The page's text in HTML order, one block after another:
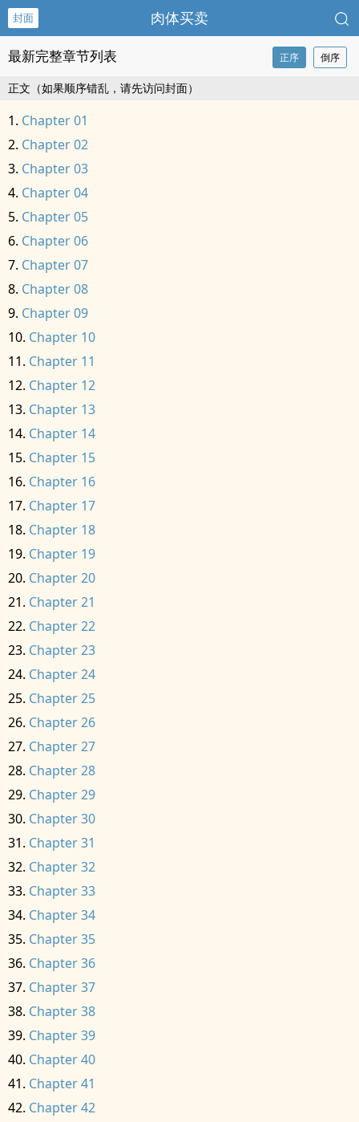
封面 肉体买卖
最新完整章节列表 正序 倒序
正文（如果顺序错乱，请先访问封面）
Chapter 01
Chapter 02
Chapter 03
Chapter 04
Chapter 05
Chapter 06
Chapter 07
Chapter 08
Chapter 09
Chapter 10
Chapter 11
Chapter 12
Chapter 13
Chapter 14
Chapter 15
Chapter 16
Chapter 17
Chapter 18
Chapter 19
Chapter 20
Chapter 21
Chapter 22
Chapter 23
Chapter 24
Chapter 25
Chapter 26
Chapter 27
Chapter 28
Chapter 29
Chapter 30
Chapter 31
Chapter 32
Chapter 33
Chapter 34
Chapter 35
Chapter 36
Chapter 37
Chapter 38
Chapter 39
Chapter 40
Chapter 41
Chapter 42